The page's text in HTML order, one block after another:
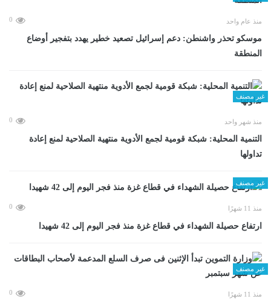
منذ عام واحد 0
موسكو تحذر واشنطن: دعم إسرائيل تصعيد خطير يهدد بتفجير أوضاع
المنطقة
غير مصنف
منذ شهر واحد 0
التنمية المحلية: شبكة قومية لجمع الأدوية منتهية الصلاحية لمنع إعادة
تداولها
غير مصنف
منذ 11 شهرًا 0
ارتفاع حصيلة الشهداء في قطاع غزة منذ فجر اليوم إلى 42 شهيدا
غير مصنف
منذ 11 شهرًا 0